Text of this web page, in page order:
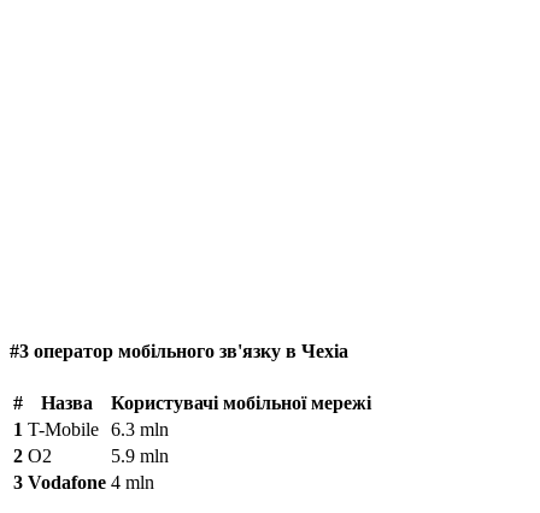
#3 оператор мобільного зв'язку в Чехіа
# Назва
Користувачі мобільної мережі
1 T-Mobile 6.3 mln
2 O2
5.9 mln
3 Vodafone 4 mln